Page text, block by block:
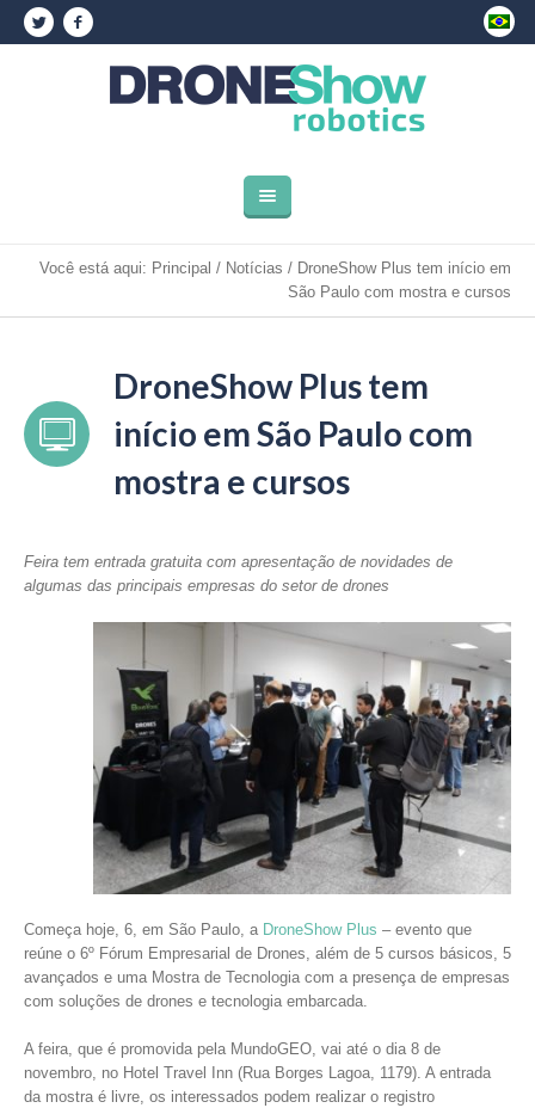
Você está aqui: Principal / Notícias / DroneShow Plus tem início em
São Paulo com mostra e cursos
DroneShow Plus tem
início em São Paulo com
mostra e cursos
Feira tem entrada gratuita com apresentação de novidades de
algumas das principais empresas do setor de drones
Começa hoje, 6, em São Paulo, a DroneShow Plus – evento que
reúne o 6º Fórum Empresarial de Drones, além de 5 cursos básicos, 5
avançados e uma Mostra de Tecnologia com a presença de empresas
com soluções de drones e tecnologia embarcada.
A feira, que é promovida pela MundoGEO, vai até o dia 8 de
novembro, no Hotel Travel Inn (Rua Borges Lagoa, 1179). A entrada
da mostra é livre, os interessados podem realizar o registro